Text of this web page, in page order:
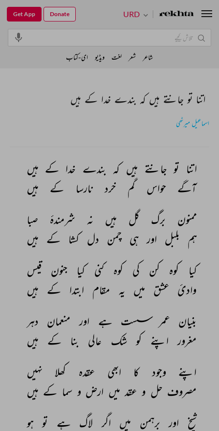
اتنا تو جانتے ہیں کہ بندے خدا کے ہیں
اسماعیل میرٹھی
اتنا تو جانتے ہیں کہ بندے خدا کے ہیں
آگے
حواس گم خرد نارسا کے
ہیں
ممنون
برگ گل ہیں نہ شرمندۂ
صبا
ہم بلبل اور ہی چمن دل کشا کے ہیں
کیا
کوہ کن کی کوہ کنی کیا جنون
قیس
وادیٔ عشق میں یہ مقام ابتدا کے ہیں
بنیان عمر سست ہے اور منعمان دہر
مغرور اپنے کو شک عالی بنا کے
ہیں
اپنے
وجود کا ابھی عقدہ کھلا
نہیں
مصروف حل و عقد میں ارض و سما کے ہیں
شیخ اور برہمن میں اگر لاگ ہے تو ہو
URD
Get App Donate
شاعر شعر لغت ویڈیو ای-کتاب